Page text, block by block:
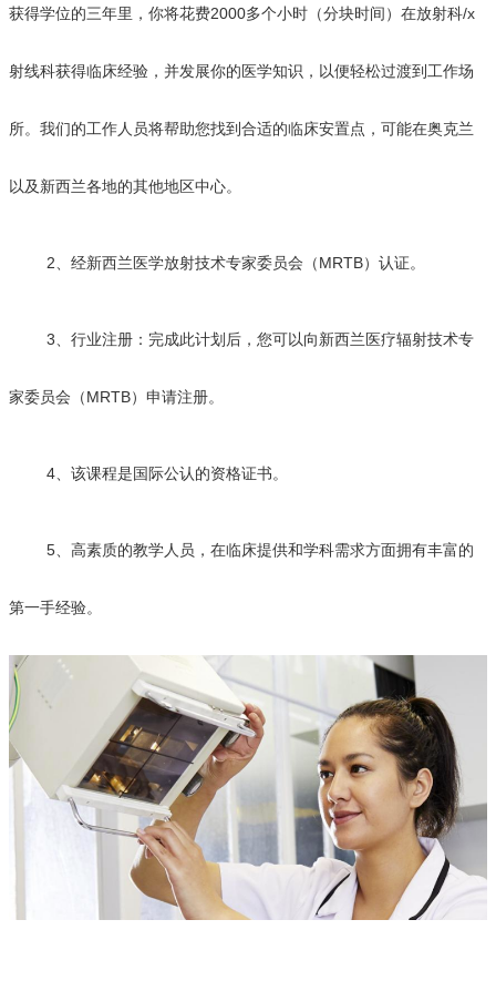
获得学位的三年里，你将花费2000多个小时（分块时间）在放射科/x
射线科获得临床经验，并发展你的医学知识，以便轻松过渡到工作场
所。我们的工作人员将帮助您找到合适的临床安置点，可能在奥克兰
以及新西兰各地的其他地区中心。
2、经新西兰医学放射技术专家委员会（MRTB）认证。
3、行业注册：完成此计划后，您可以向新西兰医疗辐射技术专
家委员会（MRTB）申请注册。
4、该课程是国际公认的资格证书。
5、高素质的教学人员，在临床提供和学科需求方面拥有丰富的
第一手经验。